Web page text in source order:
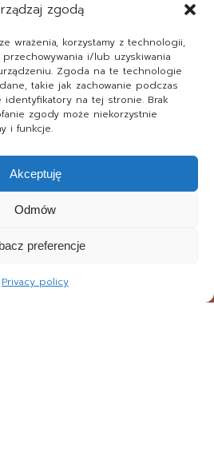
zgodą
wrażenia, korzystamy z technologii,
i/lub uzyskiwania
Zgoda na te technologie
takie jak zachowanie podczas
na tej stronie. Brak
zgody może niekorzystnie
i funkcje.
Akceptuję
Odmów
preferencje
Privacy policy